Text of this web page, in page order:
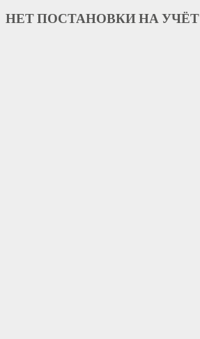
НЕТ ПОСТАНОВКИ НА УЧЁТ